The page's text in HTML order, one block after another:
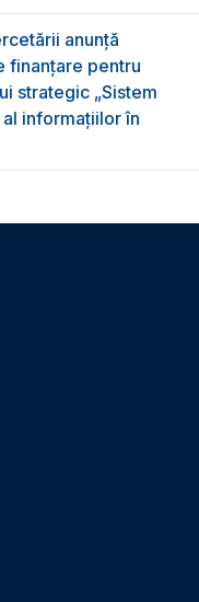
anunță
finanțare pentru
strategic „Sistem
informațiilor în